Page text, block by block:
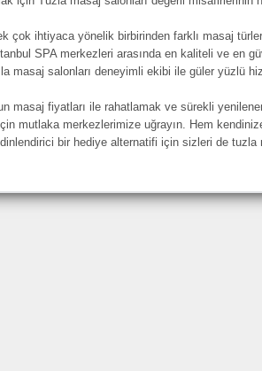
çok ihtiyaca yönelik birbirinden farklı masaj
SPA merkezleri arasında en kaliteli ve en
masaj salonları deneyimli ekibi ile güler yüzlü
masaj fiyatları ile rahatlamak ve sürekli
mutlaka merkezlerimize uğrayın. Hem
bir hediye alternatifi için sizleri de tuzla